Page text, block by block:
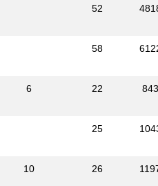
52
58
6 22 843
25
10 26